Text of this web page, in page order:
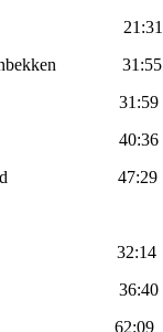
21:31
31:55
31:59
40:36
47:29
32:14
36:40
62:09